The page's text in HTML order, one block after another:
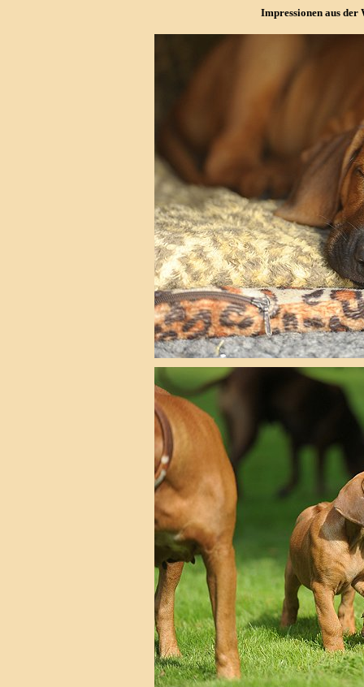
Impressionen aus der